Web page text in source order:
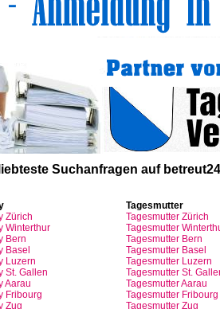
Suchanfragen auf
Zürich
Winterthur
Bern
Basel
Luzern
St. Gallen
Aarau
Fribourg
Zug
Tagesmutter
Tagesmutter Zürich
Tagesmutter
TagesmutterBern
TagesmutterBasel
Tagesmutter Luzern
TagesmutterSt.
TagesmutterAarau
Tagesmutter Fribourg
Tagesmutter Zug